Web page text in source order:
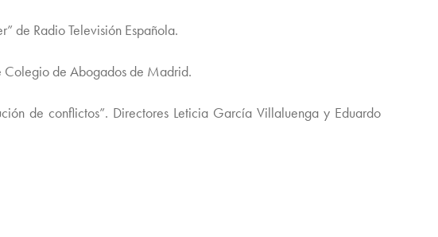
de Radio Televisión Española.
Colegio de Abogados de Madrid.
de conflictos”. Directores Leticia García Villaluenga y Eduardo